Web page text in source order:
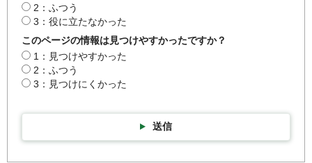
2：ふつう
3：役に立たなかった
このページの情報は見つけやすかったですか？
1：見つけやすかった
2：ふつう
3：見つけにくかった
送信